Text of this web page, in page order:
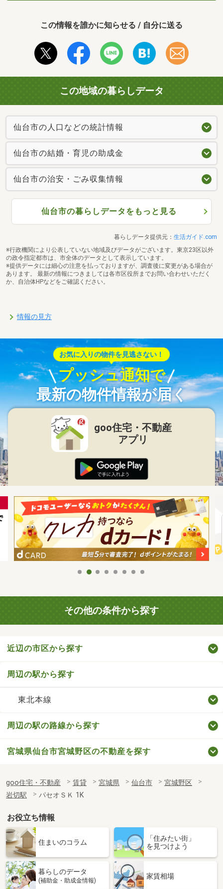
この情報を誰かに知らせる / 自分に送る
この地域の暮らしデータ
仙台市の人口などの統計情報
仙台市の結婚・育児の助成金
仙台市の治安・ごみ収集情報
仙台市の暮らしデータをもっと見る
暮らしデータ提供元： 生活ガイド.com
※行政機関により公表していない地域及びデータがございます。東京23区以外
の政令指定都市は、市全体のデータとして表示しています。
※提供データには細心の注意を払っておりますが、調査後に変更がある場合が
あります。 最新の情報につきましては各市区役所までお問い合わせいただく
か、自治体HPなどをご確認ください。
情報の見方
お気に入りの物件を見逃さない！
プッシュ通知で
最新の物件情報が届く
goo住宅・不動産
アプリ
その他の条件から探す
近辺の市区から探す
周辺の駅から探す
東北本線
周辺の駅の路線から探す
宮城県仙台市宮城野区の不動産を探す
goo住宅・不動産 賃貸 宮城県 仙台市
宮城野区
岩切駅
パセオＳＫ 1K
お役立ち情報
住まいのコラム
「住みたい街」
を見つけよう
暮らしのデータ
(補助金・助成金情報)
家賃相場